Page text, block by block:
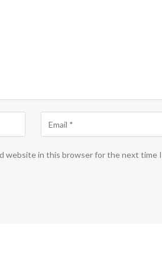
website in this browser for the next time